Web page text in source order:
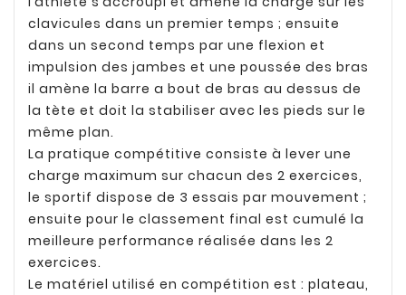
clavicules dans un premier temps ; ensuite
dans un second temps par une flexion et
impulsion des jambes et une poussée des bras
il amène la barre a bout de bras au dessus de
la tète et doit la stabiliser avec les pieds sur le
même plan.
La pratique compétitive consiste à lever une
charge maximum sur chacun des 2 exercices,
le sportif dispose de 3 essais par mouvement ;
ensuite pour le classement final est cumulé la
meilleure performance réalisée dans les 2
exercices.
Le matériel utilisé en compétition est : plateau,